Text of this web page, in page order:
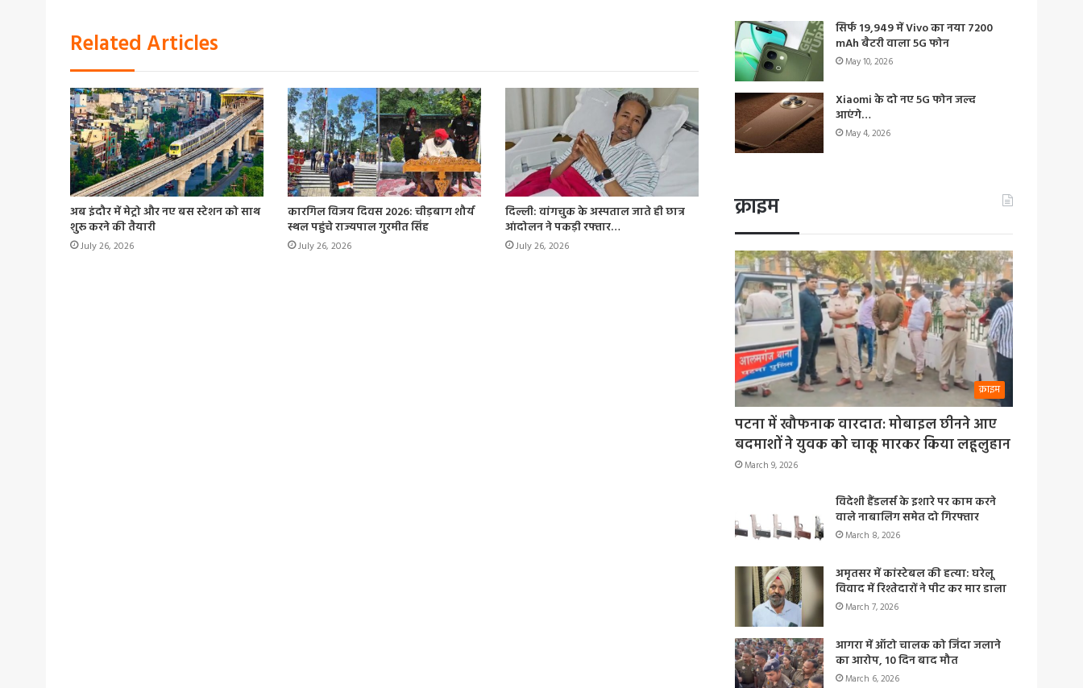
Related Articles
अब इंदौर में मेट्रो और नए बस स्टेशन को साथ
शुरू करने की तैयारी
July 26, 2026
कारगिल विजय दिवस 2026: चीड़बाग शौर्य
स्थल पहुंचे राज्यपाल गुरमीत सिंह
July 26, 2026
दिल्ली: वांगचुक के अस्पताल जाते ही छात्र
आंदोलन ने पकड़ी रफ्तार…
July 26, 2026
सिर्फ 19,949 में Vivo का नया 7200
mAh बैटरी वाला 5G फोन
May 10, 2026
Xiaomi के दो नए 5G फोन जल्द
आएंगे…
May 4, 2026
क्राइम
क्राइम
पटना में खौफनाक वारदात: मोबाइल छीनने आए
बदमाशों ने युवक को चाकू मारकर किया लहूलुहान
March 9, 2026
विदेशी हैंडलर्स के इशारे पर काम करने
वाले नाबालिग समेत दो गिरफ्तार
March 8, 2026
अमृतसर में कांस्टेबल की हत्या: घरेलू
विवाद में रिश्तेदारों ने पीट कर मार डाला
March 7, 2026
आगरा में ऑटो चालक को जिंदा जलाने
का आरोप, 10 दिन बाद मौत
March 6, 2026